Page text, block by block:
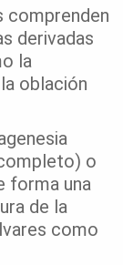
comprenden
derivadas
la
oblación
o
forma una
de la
como